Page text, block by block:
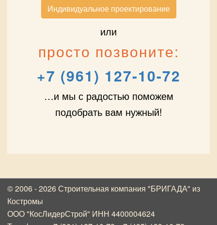
Индивидуальное проектирование
или
просто позвоните:
+7 (961) 127-10-72
…и мы с радостью поможем
подобрать вам нужный!
© 2006 - 2026 Строительная компания "БРИГАДА" из
Костромы
ООО "КосЛидерСтрой" ИНН 4400004624